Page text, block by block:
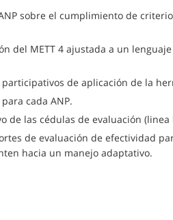
sobre el cumplimiento de
del METT 4 ajustada a un
de aplicación de la
cada ANP.
de las cédulas de evaluación (linea
de evaluación de efectividad
hacia un manejo adaptativo.